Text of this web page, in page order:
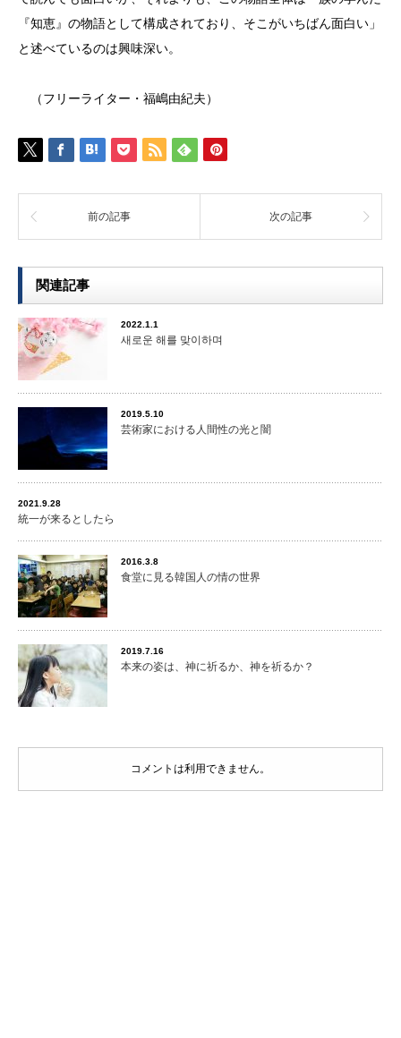
『知恵』の物語として構成されており、そこがいちばん面白い」
と述べているのは興味深い。
（フリーライター・福嶋由紀夫）
前の記事 次の記事
関連記事
2022.1.1
새로운 해를 맞이하며
2019.5.10
芸術家における人間性の光と闇
2021.9.28
統一が来るとしたら
2016.3.8
食堂に見る韓国人の情の世界
2019.7.16
本来の姿は、神に祈るか、神を祈るか？
コメントは利用できません。